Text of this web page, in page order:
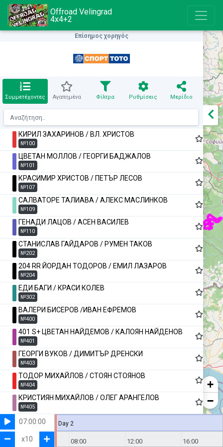
Offroad Velingrad
4x4+2
Επίσημος χορηγός
Συμμετέχοντες Αγαπημένα Φίλτρα Ρυθμίσεις Μερίδιο
КИРИЛ ЗАХАРИНОВ / ВЛ. ХРИСТОВ
№100
ЦВЕТАН МОЛЛОВ / ГЕОРГИ БАДЖАЛОВ
№101
КРАСИМИР ХРИСТОВ / ПЕТЪР ЛЕСОВ
№107
САЛВАТОРЕ ТАЛИАВА / АЛЕКС МАСЛИНКОВ
№109
ГЕНАДИ ЛАЦОВ / АСЕН ВАСИЛЕВ
№110
СТАНИСЛАВ ГАЙДАРОВ / РУМЕН ТАКОВ
№202
204 RR ЙОРДАН ТОДОРОВ / ЕМИЛ ЛАЗАРОВ
№204
ЕДИ БАГИ / КРАСИ КОЛЕВ
№302
ВАЛЕРИ БИСЕРОВ /ИВАН ЕФРЕМОВ
№400
401 S+ ЦВЕТАН НАЙДЕМОВ / КАЛОЯН НАЙДЕНОВ
№401
ГЕОРГИ ВУКОВ / ДИМИТЪР ДРЕНСКИ
№403
ТОДОР МИХАЙЛОВ / СТОЯН СТОЯНОВ
№404
КРИСТИЯН МИХАЙЛОВ / ОЛЕГ АРАНГЕЛОВ
№405
ДЕЯН СОТЕВ / ДИНКО ТОДОРОВ
ЕРКАН ЮМЕР / ТАНЕР ТАПАДЖЪ
+
−
Day 2
04:00 08:00 12:00 16:00
07:00:00
x10